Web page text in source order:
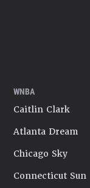
WNBA
Caitlin Clark
Atlanta Dream
Chicago Sky
Connecticut Sun